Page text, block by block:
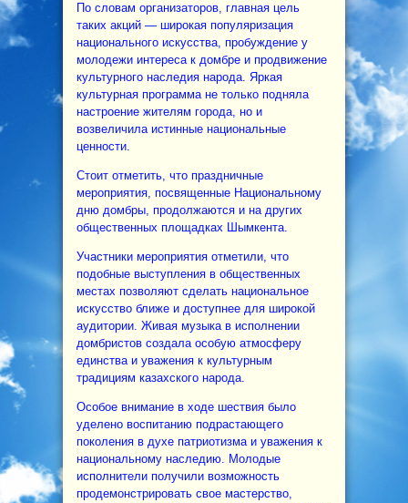
По словам организаторов, главная цель
таких акций — широкая популяризация
национального искусства, пробуждение у
молодежи интереса к домбре и продвижение
культурного наследия народа. Яркая
культурная программа не только подняла
настроение жителям города, но и
возвеличила истинные национальные
ценности.
Стоит отметить, что праздничные
мероприятия, посвященные Национальному
дню домбры, продолжаются и на других
общественных площадках Шымкента.
Участники мероприятия отметили, что
подобные выступления в общественных
местах позволяют сделать национальное
искусство ближе и доступнее для широкой
аудитории. Живая музыка в исполнении
домбристов создала особую атмосферу
единства и уважения к культурным
традициям казахского народа.
Особое внимание в ходе шествия было
уделено воспитанию подрастающего
поколения в духе патриотизма и уважения к
национальному наследию. Молодые
исполнители получили возможность
продемонстрировать свое мастерство,